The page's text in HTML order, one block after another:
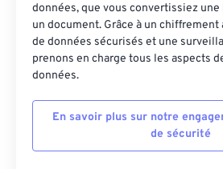
données, que vous convertissiez une
un document. Grâce à un chiffrement
de données sécurisés et une
prenons en charge tous les aspects
données.
En savoir plus sur notre
de sécurité